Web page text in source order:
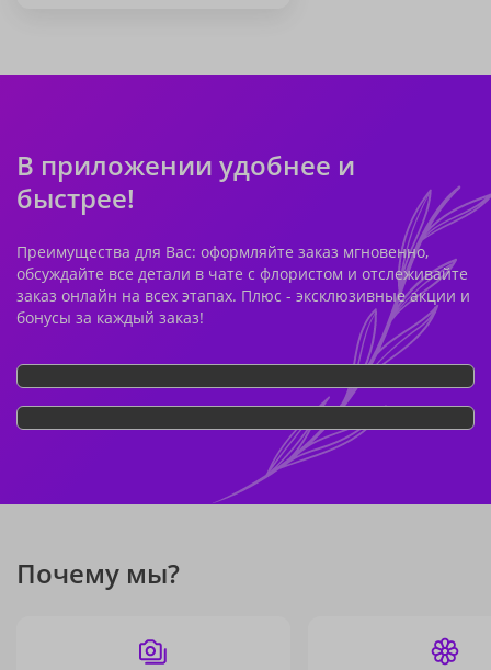
В приложении удобнее и
быстрее!
Преимущества для Вас: оформляйте заказ мгновенно,
обсуждайте все детали в чате с флористом и отслеживайте
заказ онлайн на всех этапах. Плюс - эксклюзивные акции и
бонусы за каждый заказ!
Почему мы?